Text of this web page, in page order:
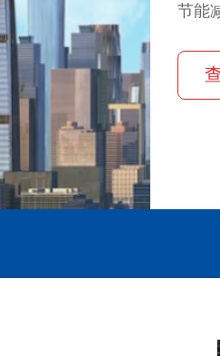
节能